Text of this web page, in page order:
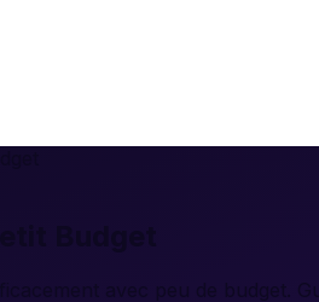
avec peu de budget.